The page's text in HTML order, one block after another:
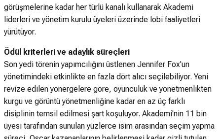
görüşmelerine kadar her türlü kanalı kullanarak Akademi
liderleri ve yönetim kurulu üyeleri üzerinde lobi faaliyetleri
yürütüyor.
Ödül kriterleri ve adaylık süreçleri
Son yedi törenin yapımcılığını üstlenen Jennifer Fox'un
yönetimindeki etkinlikte en fazla dört alıcı seçilebiliyor. Yeni
revize edilen yönergelere göre, oyunculuk ve yönetmenlikten
kurgu ve görüntü yönetmenliğine kadar en az üç farklı
disiplinin temsil edilmesi şart koşuluyor. Akademi'nin 11 bin
üyesi tarafından sunulan yüzlerce isim arasından seçim yapma